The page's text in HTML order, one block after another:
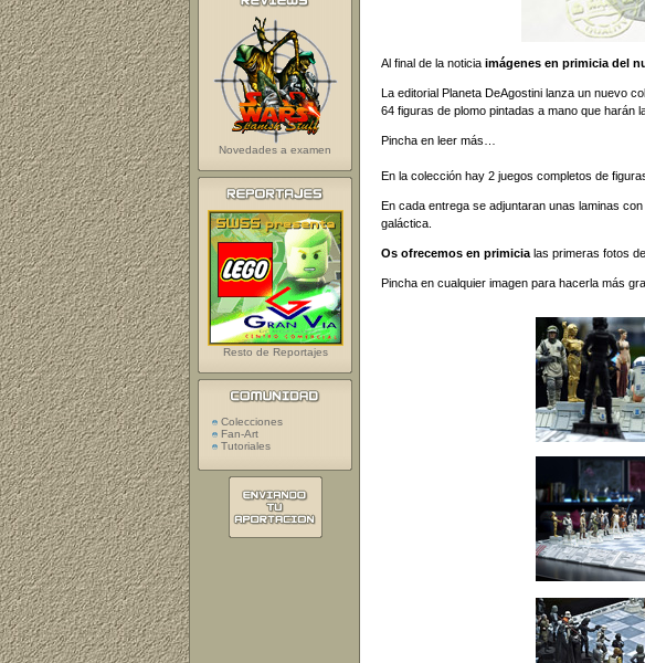
Al final de la noticia imágenes en primicia del
La editorial Planeta DeAgostini lanza un nuevo
64 figuras de plomo pintadas a mano que harán
Pincha en leer más…
En la colección hay 2 juegos completos de
En cada entrega se adjuntaran unas laminas
galáctica.
Os ofrecemos en primicia las primeras fotos
Pincha en cualquier imagen para hacerla más
Novedades a examen
Resto de Reportajes
Colecciones
Fan-Art
Tutoriales